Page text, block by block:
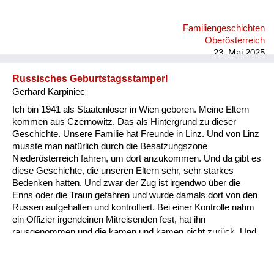
meiner Schwester alles weitere besprechen. DieToten dieses
Familiengeschichten
Oberösterreich
23. Mai 2025
Russisches Geburtstagsstamperl
Gerhard Karpiniec
Ich bin 1941 als Staatenloser in Wien geboren. Meine Eltern
kommen aus Czernowitz. Das als Hintergrund zu dieser
Geschichte. Unsere Familie hat Freunde in Linz. Und von Linz
musste man natürlich durch die Besatzungszone
Niederösterreich fahren, um dort anzukommen. Und da gibt es
diese Geschichte, die unseren Eltern sehr, sehr starkes
Bedenken hatten. Und zwar der Zug ist irgendwo über die
Enns oder die Traun gefahren und wurde damals dort von den
Russen aufgehalten und kontrolliert. Bei einer Kontrolle nahm
ein Offizier irgendeinen Mitreisenden fest, hat ihn
rausgenommen und die kamen und kamen nicht zurück. Und